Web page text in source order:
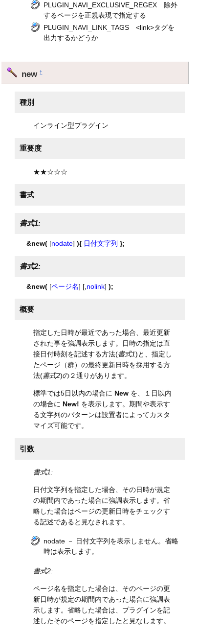
PLUGIN_NAVI_EXCLUSIVE_REGEX 除外
するページを正規表現で指定する
PLUGIN_NAVI_LINK_TAGS <link>タグを
出力するかどうか
new†
種別
インライン型プラグイン
重要度
★★☆☆☆
書式
書式1:
&new([nodate] ){ 日付文字列 };
書式2:
&new([ページ名] [, nolink] );
概要
指定した日時が最近であった場合、最近更新
された事を強調表示します。日時の指定は直
接日付時刻を記述する方法(書式1)と、指定し
たページ（群）の最終更新日時を採用する方
法(書式2)の２通りがあります。
標準では5日以内の場合に New を、１日以内
の場合に New! を表示します。期間や表示す
る文字列のパターンは設置者によってカスタ
マイズ可能です。
引数
書式1:
日付文字列を指定した場合、その日時が規定
の期間内であった場合に強調表示します。省
略した場合はページの更新日時をチェックす
る記述であると見なされます。
nodate － 日付文字列を表示しません。省略
時は表示します。
書式2:
ページ名を指定した場合は、そのページの更
新日時が規定の期間内であった場合に強調表
示します。省略した場合は、プラグインを記
述したそのページを指定したと見なします。